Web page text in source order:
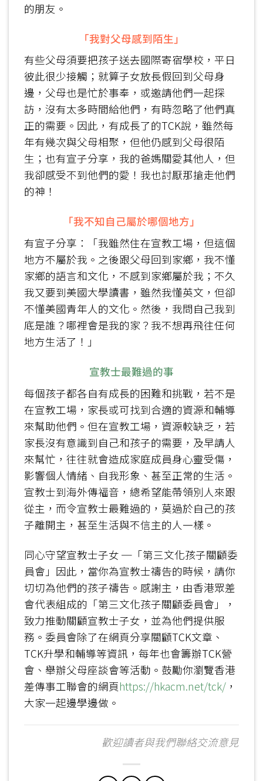
的朋友。
「我對父母感到陌生」
有些父母須要把孩子送去國際寄宿學校，平日
彼此很少接觸；就算子女放長假回到父母身
邊，父母也是忙於事奉，或邀請他們一起探
訪，沒有太多時間給他們，有時忽略了他們真
正的需要。因此，有成長了的TCK說，雖然每
年有幾次與父母相聚，但他仍感到父母很陌
生；也有宣子分享，我的爸媽關愛其他人，但
我卻感受不到他們的愛！我也討厭那搶走他們
的神！
「我不知自己屬於哪個地方」
有宣子分享：「我雖然住在宣教工場，但這個
地方不屬於我。之後跟父母回到家鄉，我不懂
家鄉的語言和文化，不感到家鄉屬於我；不久
我又要到美國大學讀書，雖然我懂英文，但卻
不懂美國青年人的文化。然後，我問自己我到
底是誰？哪裡會是我的家？我不想再飛往任何
地方生活了！」
宣教士最難過的事
每個孩子都各自有成長的困難和挑戰，若不是
在宣教工場，家長或可找到合適的資源和輔導
來幫助他們。但在宣教工場，資源較缺乏，若
家長沒有意識到自己和孩子的需要，及早請人
來幫忙，往往就會造成家庭成員身心靈受傷，
影響個人情緒、自我形象、甚至正常的生活。
宣教士到海外傳福音，總希望能帶領別人來跟
從主，而令宣教士最難過的，莫過於自己的孩
子離開主，甚至生活與不信主的人一樣。
同心守望宣教士子女 ─「第三文化孩子關顧委
員會」因此，當你為宣教士禱告的時候，請你
切切為他們的孩子禱告。感謝主，由香港眾差
會代表組成的「第三文化孩子關顧委員會」，
致力推動關顧宣教士子女，並為他們提供服
務。委員會除了在網頁分享關顧TCK文章、
TCK升學和輔導等資訊，每年也會籌辦TCK營
會、舉辦父母座談會等活動。鼓勵你瀏覽香港
差傳事工聯會的網頁https://hkacm.net/tck/ ，
大家一起邊學邊做。
歡迎讀者與我們聯絡交流意見